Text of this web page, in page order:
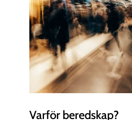
Varför beredskap?